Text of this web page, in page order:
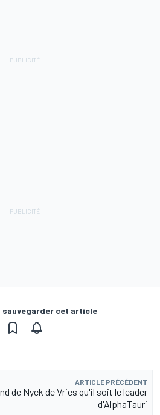
sauvegarder cet article
ARTICLE PRÉCÉDENT
de Nyck de Vries qu'il soit le leader
d'AlphaTauri